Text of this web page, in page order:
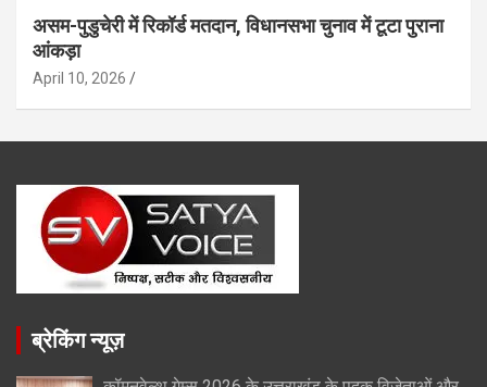
असम-पुडुचेरी में रिकॉर्ड मतदान, विधानसभा चुनाव में टूटा पुराना
आंकड़ा
April 10, 2026
ब्रेकिंग न्यूज़